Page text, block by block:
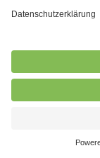
Kinderdorf
in